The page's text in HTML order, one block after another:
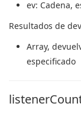
ev: Cadena,
Resultados de
Array,
especificado